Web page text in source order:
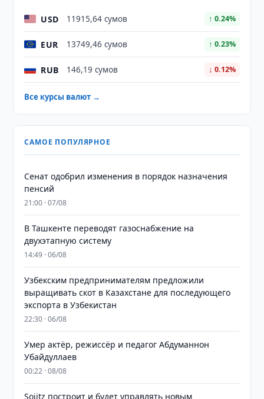
USD 11915,64 сумов ↑ 0.24%
EUR 13749,46 сумов ↑ 0.23%
RUB 146,19 сумов ↓ 0.12%
Все курсы валют →
САМОЕ ПОПУЛЯРНОЕ
Сенат одобрил изменения в порядок назначения
пенсий
21:00 · 07/08
В Ташкенте переводят газоснабжение на
двухэтапную систему
14:49 · 06/08
Узбекским предпринимателям предложили
выращивать скот в Казахстане для последующего
экспорта в Узбекистан
22:30 · 06/08
Умер актёр, режиссёр и педагог Абдуманнон
Убайдуллаев
00:22 · 08/08
Sojitz построит и будет управлять новым